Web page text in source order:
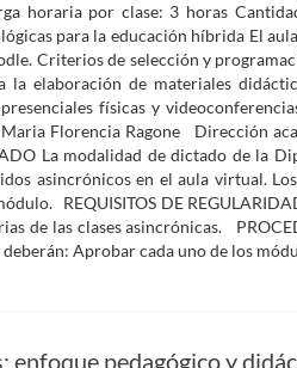
horaria por clase: 3 horas
para la educación híbrida El
Criterios de selección y
la elaboración de materiales
físicas y
Florencia Ragone Dirección
La modalidad de dictado de la
asincrónicos en el aula virtual.
REQUISITOS DE
de las clases asincrónicas.
Aprobar cada uno de los
enfoque pedagógico y